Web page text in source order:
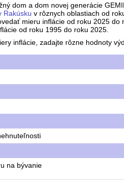
dom a dom novej generácie
Rakúsku v rôznych oblastiach od
mieru inflácie od roku 2025 do
od roku 1995 do roku 2025.
inflácie, zadajte rôzne hodnoty
na bývanie